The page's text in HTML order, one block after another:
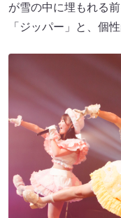
が雪の中に埋もれる
「ジッパー」と、個